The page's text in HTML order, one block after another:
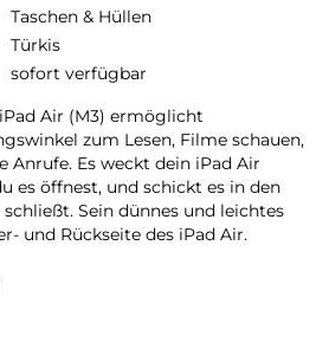
Taschen & Hüllen
Türkis
sofort verfügbar
Air (M3) ermöglicht
zum Lesen, Filme schauen,
Anrufe. Es weckt dein iPad Air
es öffnest, und schickt es in den
Sein dünnes und leichtes
und Rückseite des iPad Air.